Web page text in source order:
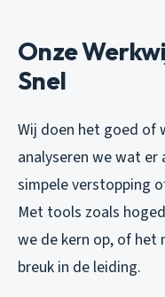
Onze
Snel
Wij doen het goed of
analyseren we wat er
simpele verstopping
Met tools zoals
we de kern op, of het
breuk in de leiding.